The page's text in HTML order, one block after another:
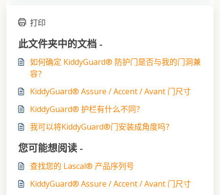
打印
此文件夹中的文档 -
如何确定 KiddyGuard® 防护门是否与我的门洞兼
容？
KiddyGuard® Assure / Accent / Avant 门尺寸
KiddyGuard® 护栏有什么不同？
我可以将KiddyGuard®门安装成角度吗？
您可能想阅读 -
查找您的 Lascal® 产品序列号
KiddyGuard® Assure / Accent / Avant 门尺寸